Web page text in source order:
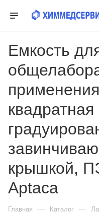
Емкость
квадратная
крышкой,
Aptaca
Главная — Каталог —